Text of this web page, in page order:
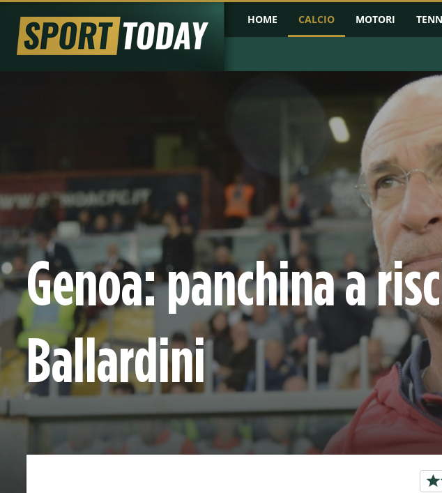
HOME CALCIO MOTORI
CHAMPIONS
Genoa: panchina a
Ballardini